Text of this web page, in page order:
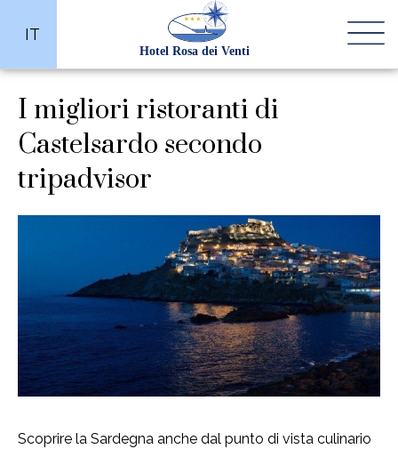
IT
I migliori ristoranti di
Castelsardo secondo
tripadvisor
Scoprire la Sardegna anche dal punto di vista culinario